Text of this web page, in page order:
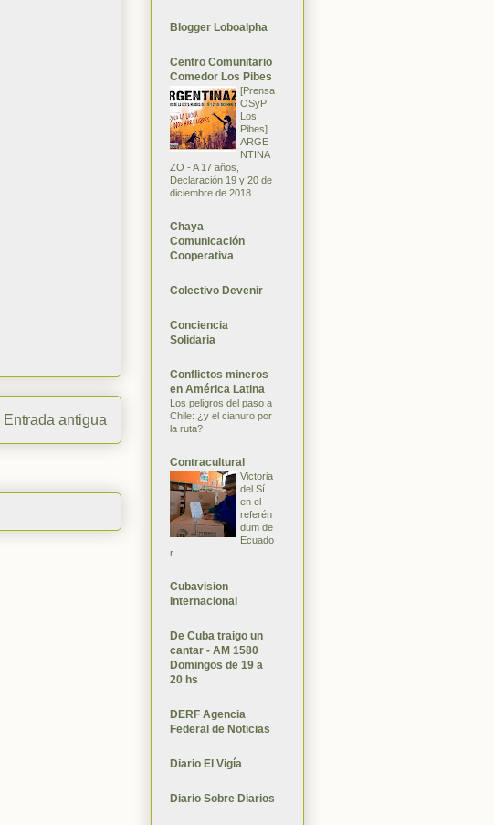
Entrada antigua
Blogger Loboalpha
Centro Comunitario
Comedor Los Pibes
[Prensa
OSyP
Los
Pibes]
ARGE
NTINA
ZO - A 17 años,
Declaración 19 y 20 de
diciembre de 2018
Chaya
Comunicación
Cooperativa
Colectivo Devenir
Conciencia
Solidaria
Conflictos mineros
en América Latina
Los peligros del paso a
Chile: ¿y el cianuro por
la ruta?
Contracultural
Victoria
del Sí
en el
referén
dum de
Ecuado
r
Cubavision
Internacional
De Cuba traigo un
cantar - AM 1580
Domingos de 19 a
20 hs
DERF Agencia
Federal de Noticias
Diario El Vigía
Diario Sobre Diarios